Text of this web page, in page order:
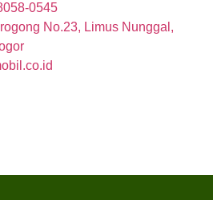
0545
No.23, Limus Nunggal,